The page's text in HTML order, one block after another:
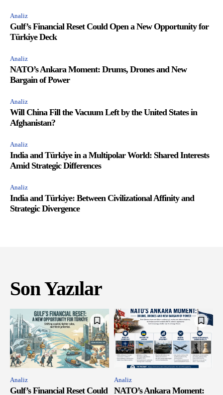
Analiz
Gulf’s Financial Reset Could Open a New Opportunity for
Türkiye Deck
Analiz
NATO’s Ankara Moment: Drums, Drones and New
Bargain of Power
Analiz
Will China Fill the Vacuum Left by the United States in
Afghanistan?
Analiz
India and Türkiye in a Multipolar World: Shared Interests
Amid Strategic Differences
Analiz
India and Türkiye: Between Civilizational Affinity and
Strategic Divergence
Son Yazılar
Analiz
Gulf’s Financial Reset Could
Analiz
NATO’s Ankara Moment: